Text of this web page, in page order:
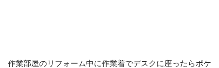
作業部屋のリフォーム中に作業着でデスクに座ったらポケ